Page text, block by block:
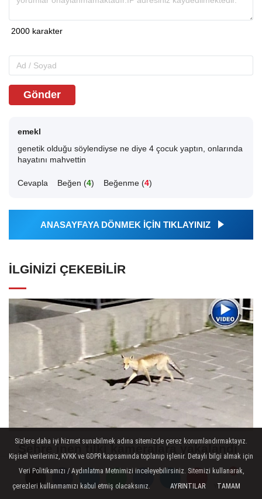
Yorumlar
Yorumlar
Gönder
emekl
genetik olduğu söylendiyse ne diye 4 çocuk yaptın, onlarında
hayatını mahvettin
Cevapla Beğen (4) Beğenme (4)
ANASAYFAYA DÖNMEK İÇİN TIKLAYINIZ
İLGINIZI ÇEKEBILIR
Şehre inen tilki kameralara yakalandı
Sizlere daha iyi hizmet sunabilmek adına sitemizde çerez konumlandırmaktayız.
Kişisel verileriniz, KVKK ve GDPR kapsamında toplanıp işlenir. Detaylı bilgi almak için
Veri Politikamızı / Aydınlatma Metnimizi inceleyebilirsiniz. Sitemizi kullanarak,
çerezleri kullanmamızı kabul etmiş olacaksınız.
AYRINTILAR TAMAM